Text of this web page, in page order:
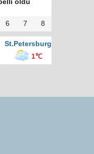
6 7 8
St.Petersburg
1℃